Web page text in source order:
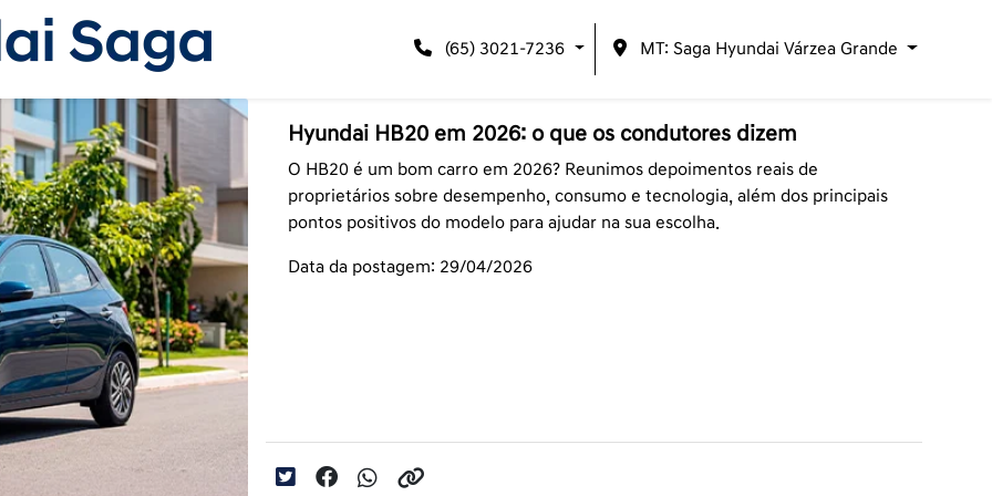
(65) 3021-7236 MT: Saga Hyundai Várzea Grande
Hyundai HB20 em 2026: o que os condutores dizem
O HB20 é um bom carro em 2026? Reunimos depoimentos reais de
proprietários sobre desempenho, consumo e tecnologia, além dos principais
pontos positivos do modelo para ajudar na sua escolha.
Data da postagem: 29/04/2026